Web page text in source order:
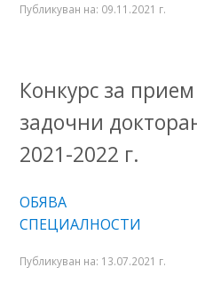
Публикуван на: 09.11.2021 г.
Конкурс за
задочни
2021-2022 г.
ОБЯВА
СПЕЦИАЛНОСТИ
Публикуван на: 13.07.2021 г.